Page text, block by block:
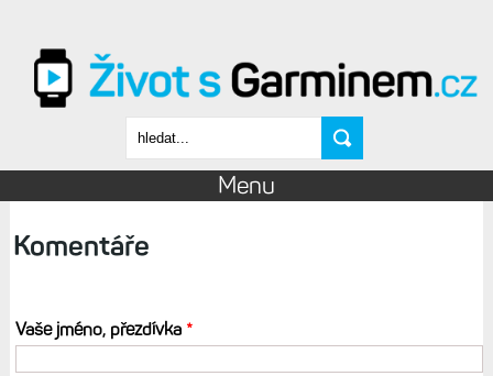
Vyhledávání
Menu
Komentáře
Vaše jméno, přezdívka *